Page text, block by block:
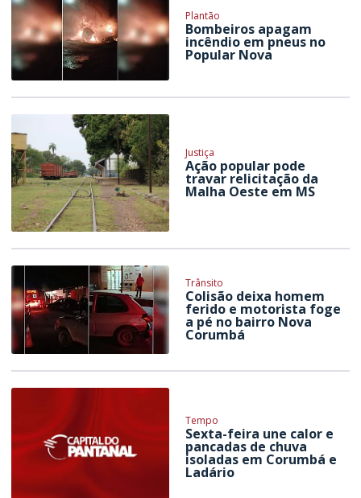
Plantão
Bombeiros apagam
incêndio em pneus no
Popular Nova
Justiça
Ação popular pode
travar relicitação da
Malha Oeste em MS
Trânsito
Colisão deixa homem
ferido e motorista foge
a pé no bairro Nova
Corumbá
Tempo
Sexta-feira une calor e
pancadas de chuva
isoladas em Corumbá e
Ladário